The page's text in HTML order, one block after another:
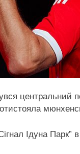
центральний
Ідуна